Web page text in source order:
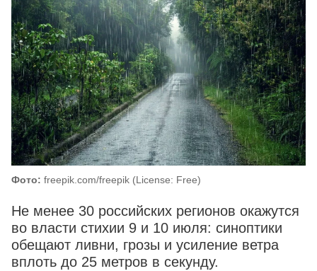
Фото: freepik.com/freepik (License: Free)
Не менее 30 российских регионов окажутся
во власти стихии 9 и 10 июля: синоптики
обещают ливни, грозы и усиление ветра
вплоть до 25 метров в секунду.